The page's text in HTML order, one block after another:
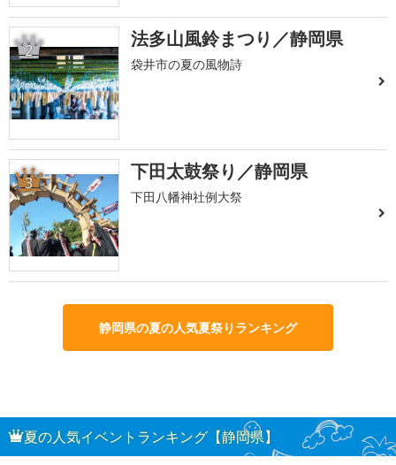
2 法多山風鈴まつり／静岡県
袋井市の夏の風物詩
3 下田太鼓祭り／静岡県
下田八幡神社例大祭
静岡県の夏の人気夏祭りランキング
夏の人気イベントランキング【静岡県】